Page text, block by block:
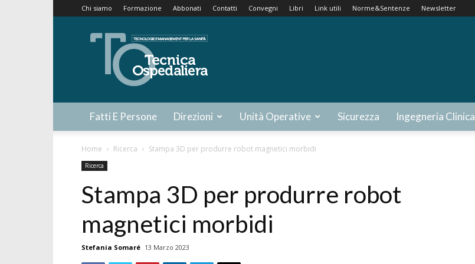
Chi siamo Formazione Abbonati Contatti Convegni Libri Link utili Norme&Sentenze Newsletter
Tecnica
Ospedaliera
Fatti E Persone Direzioni Unità Operative Sicurezza Ingegneria Clinica
Home Ricerca Stampa 3D per produrre robot magnetici morbidi
Ricerca
Stampa 3D per produrre robot
magnetici morbidi
Stefania Somaré 13 Marzo 2023